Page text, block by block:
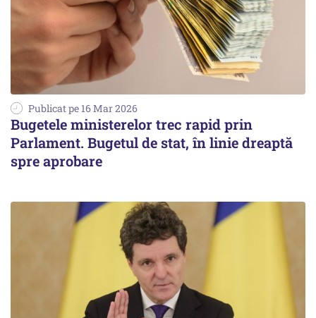
Publicat pe 16 Mar 2026
Bugetele ministerelor trec rapid prin
Parlament. Bugetul de stat, în linie dreaptă
spre aprobare